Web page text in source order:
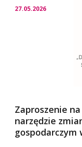
27.05.2026
Zaproszenie
narzędzie
gospodarczym